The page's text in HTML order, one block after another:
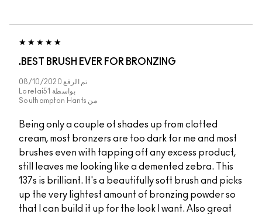
BEST BRUSH EVER FOR BRONZING.
تم الرفع 08/10/2020
بواسطة Lorelai51
من Southampton Hants
Being only a couple of shades up from clotted
cream, most bronzers are too dark for me and most
brushes even with tapping off any excess product,
still leaves me looking like a demented zebra. This
137s is brilliant. It's a beautifully soft brush and picks
up the very lightest amount of bronzing powder so
that I can build it up for the look I want. Also great